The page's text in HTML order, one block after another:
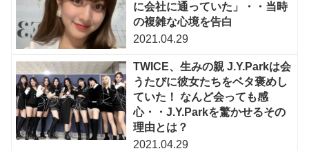
に会社に通っていた」・・当時
の複雑な心境を告白
2021.04.29
TWICE、生みの親 J.Y.Parkは会
うたびに彼女たちをベタ褒めし
ていた！ なんど会っても感
心・・J.Y.Parkを驚かせるその
理由とは？
2021.04.29